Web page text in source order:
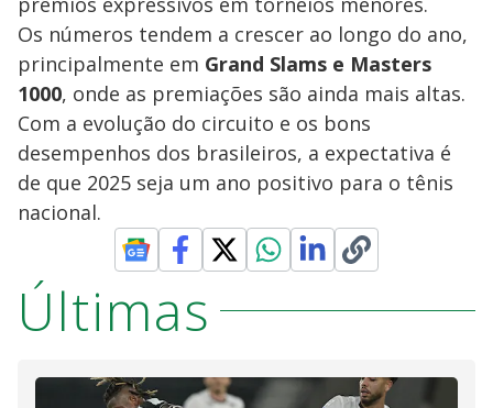
Os números tendem a crescer ao longo do ano,
principalmente em Grand Slams e Masters
1000, onde as premiações são ainda mais altas.
Com a evolução do circuito e os bons
desempenhos dos brasileiros, a expectativa é
de que 2025 seja um ano positivo para o tênis
nacional.
Últimas